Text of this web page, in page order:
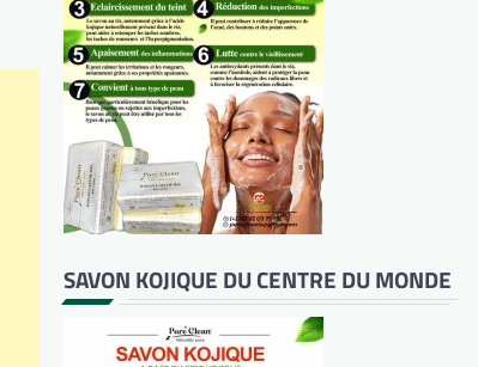
SAVON KOJIQUE DU CENTRE DU MONDE